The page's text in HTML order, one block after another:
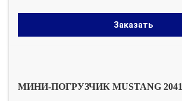
Заказать
МИНИ-ПОГРУЗЧИК MUSTANG 2041